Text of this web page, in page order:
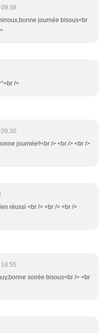
journée bisous<br
/>
journée!!<br /> <br /> <br />
réussi <br /> <br /> <br />
soirée bisous<br /> <br